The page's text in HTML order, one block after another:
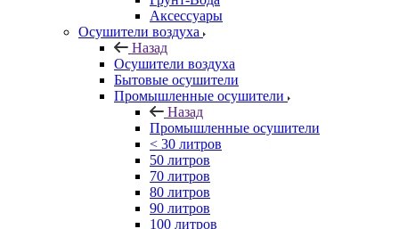
Аксессуары
Осушители воздуха
Назад
Осушители воздуха
Бытовые осушители
Промышленные осушители
Назад
Промышленные осушители
< 30 литров
50 литров
70 литров
80 литров
90 литров
100 литров